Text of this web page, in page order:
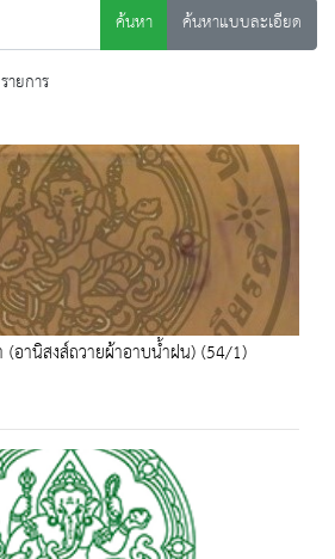
ค้นหา
ค้นหาแบบละเอียด
ยการ
อานิสงส์ถวายผ้าอาบน้ำฝน) (54/1)